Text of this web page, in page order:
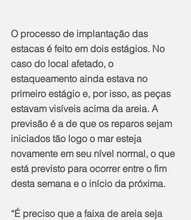
O processo de implantação das
estacas é feito em dois estágios. No
caso do local afetado, o
estaqueamento ainda estava no
primeiro estágio e, por isso, as peças
estavam visíveis acima da areia. A
previsão é a de que os reparos sejam
iniciados tão logo o mar esteja
novamente em seu nível normal, o que
está previsto para ocorrer entre o fim
desta semana e o início da próxima.
“É preciso que a faixa de areia seja